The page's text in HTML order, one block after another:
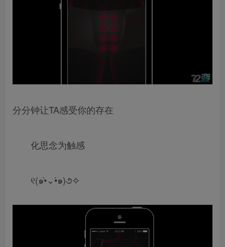
分分钟让TA感受你的存在
化思念为触感
୧(๑•̀⌄•́๑)૭✧